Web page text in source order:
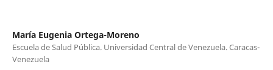
María Eugenia Ortega-Moreno
Escuela de Salud Pública. Universidad Central de Venezuela. Caracas-
Venezuela